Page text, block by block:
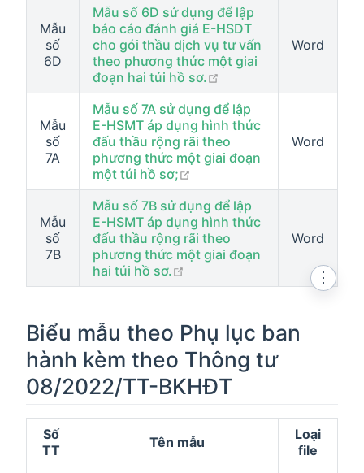
Mẫu
số
6D
Mẫu số 6D sử dụng để lập
báo cáo đánh giá E-HSDT
cho gói thầu dịch vụ tư vấn
theo phương thức một giai
đoạn hai túi hồ sơ.
Word
Mẫu
số
7A
Mẫu số 7A sử dụng để lập
E-HSMT áp dụng hình thức
đấu thầu rộng rãi theo
phương thức một giai đoạn
một túi hồ sơ;
Word
Mẫu
số
7B
Mẫu số 7B sử dụng để lập
E-HSMT áp dụng hình thức
đấu thầu rộng rãi theo
phương thức một giai đoạn
hai túi hồ sơ.
Word
Biểu mẫu theo Phụ lục ban
hành kèm theo Thông tư
08/2022/TT-BKHĐT
⋮
Số
TT
Tên mẫu
Loại
file